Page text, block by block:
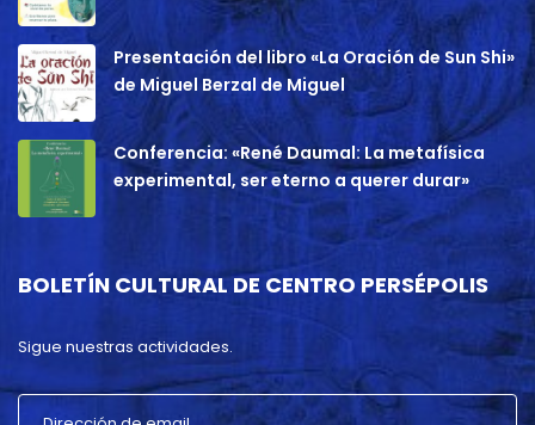
Presentación del libro «La Oración de Sun Shi»
de Miguel Berzal de Miguel
Conferencia: «René Daumal: La metafísica
experimental, ser eterno a querer durar»
BOLETÍN CULTURAL DE CENTRO PERSÉPOLIS
Sigue nuestras actividades.